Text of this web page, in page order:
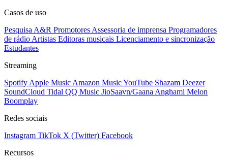
Casos de uso
Pesquisa A&R Promotores Assessoria de imprensa Programadores
de rádio Artistas Editoras musicais Licenciamento e sincronização
Estudantes
Streaming
Spotify Apple Music Amazon MusicYouTube Shazam Deezer
SoundCloud Tidal QQ Music JioSaavn/Gaana Anghami Melon
Boomplay
Redes sociais
Instagram TikTok X (Twitter) Facebook
Recursos